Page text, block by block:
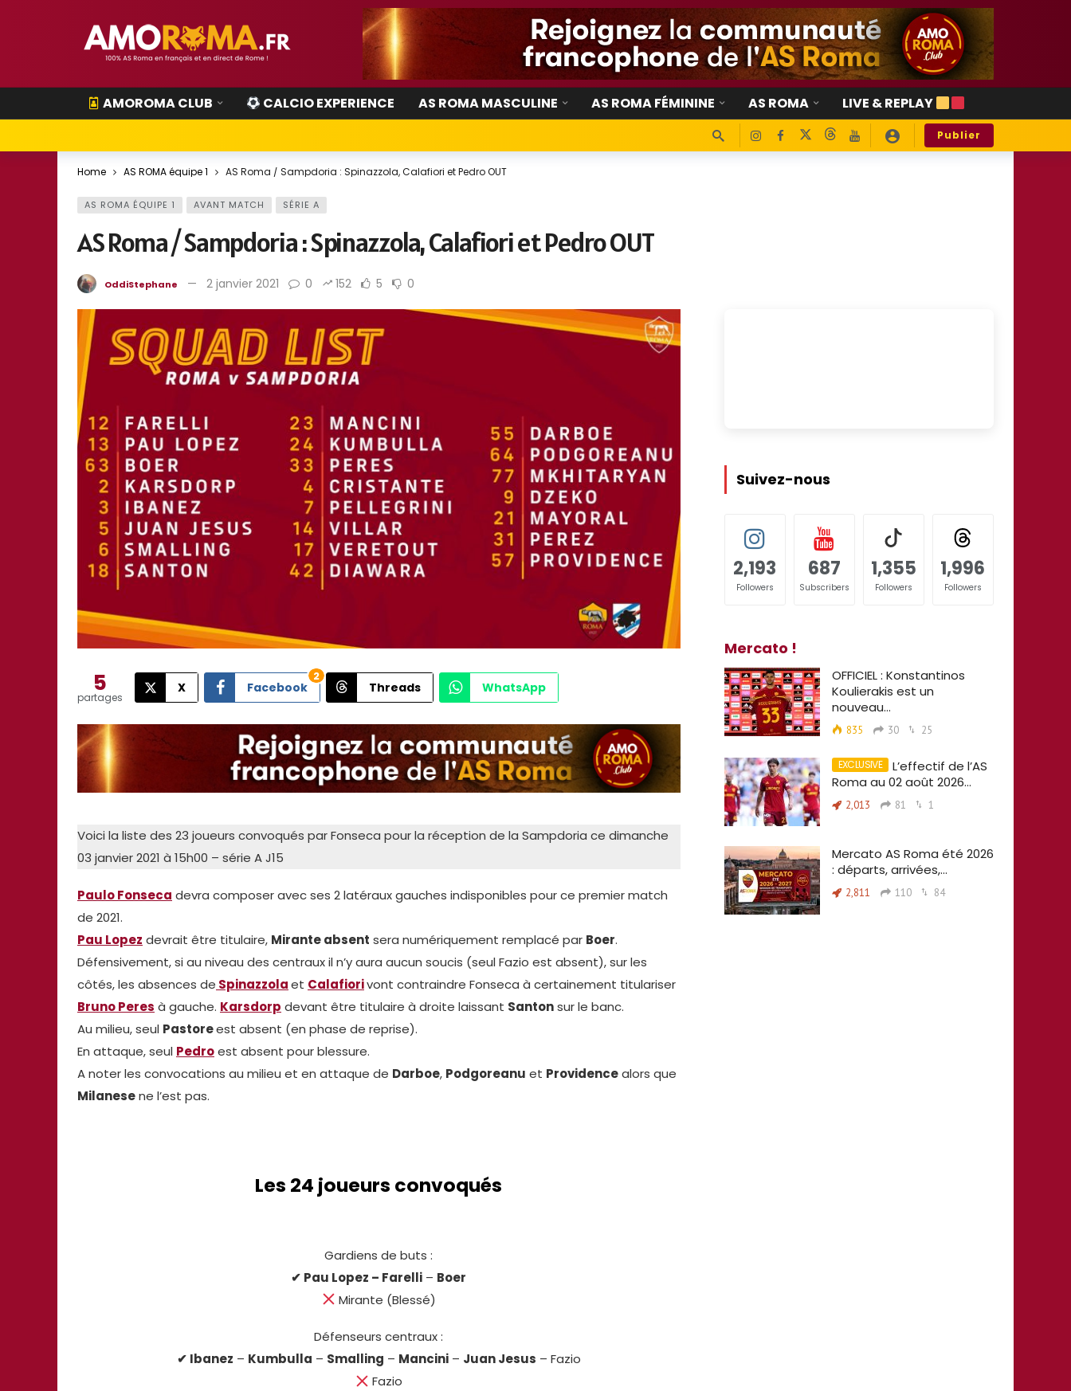
AMOROMA CLUB CALCIO EXPERIENCE AS ROMA MASCULINE AS ROMA FÉMININE AS ROMA LIVE & REPLAY
Publier
Home AS ROMA équipe 1 AS Roma / Sampdoria : Spinazzola, Calafiori et Pedro OUT
AS ROMA ÉQUIPE 1 AVANT MATCH SÉRIE A
AS Roma / Sampdoria : Spinazzola, Calafiori et Pedro OUT
OddiStephane 2 janvier 2021 0 152 5 0
5
partages
X Facebook
2
Threads WhatsApp
Voici la liste des 23 joueurs convoqués par Fonseca pour la réception de la Sampdoria ce dimanche
03 janvier 2021 à 15h00 – série A J15
Paulo Fonseca devra composer avec ses 2 latéraux gauches indisponibles pour ce premier match
de 2021.
Pau Lopez devrait être titulaire, Mirante absent sera numériquement remplacé par Boer.
Défensivement, si au niveau des centraux il n’y aura aucun soucis (seul Fazio est absent), sur les
côtés, les absences de Spinazzolaet Calafiorivont contraindre Fonseca à certainement titulariser
Bruno Peres à gauche. Karsdorp devant être titulaire à droite laissant Santonsur le banc.
Au milieu, seul Pastoreest absent (en phase de reprise).
En attaque, seul Pedroest absent pour blessure.
A noter les convocations au milieu et en attaque de Darboe, Podgoreanu et Providencealors que
Milanesene l’est pas.
Les 24 joueurs convoqués
Gardiens de buts :
✔ Pau Lopez – Farelli – Boer
Mirante (Blessé)
Défenseurs centraux :
✔ Ibanez – Kumbulla – Smalling – Mancini– Juan Jesus – Fazio
Fazio
Suivez-nous
2,193
Followers
687
Subscribers
1,355
Followers
1,996
Followers
Mercato !
OFFICIEL : Konstantinos
Koulierakis est un
nouveau…
835 30 25
L’effectif de l’AS
Roma au 02 août 2026…
2,013 81 1
Mercato AS Roma été 2026
: départs, arrivées,…
2,811 110 84